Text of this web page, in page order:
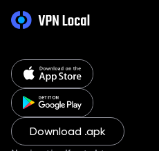
Download .apk